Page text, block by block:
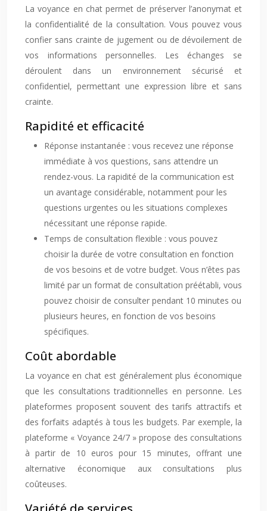
La voyance en chat permet de préserver l’anonymat et
la confidentialité de la consultation. Vous pouvez vous
confier sans crainte de jugement ou de dévoilement de
vos informations personnelles. Les échanges se
déroulent dans un environnement sécurisé et
confidentiel, permettant une expression libre et sans
crainte.
Rapidité et efficacité
Réponse instantanée : vous recevez une réponse
immédiate à vos questions, sans attendre un
rendez-vous. La rapidité de la communication est
un avantage considérable, notamment pour les
questions urgentes ou les situations complexes
nécessitant une réponse rapide.
Temps de consultation flexible : vous pouvez
choisir la durée de votre consultation en fonction
de vos besoins et de votre budget. Vous n’êtes pas
limité par un format de consultation préétabli, vous
pouvez choisir de consulter pendant 10 minutes ou
plusieurs heures, en fonction de vos besoins
spécifiques.
Coût abordable
La voyance en chat est généralement plus économique
que les consultations traditionnelles en personne. Les
plateformes proposent souvent des tarifs attractifs et
des forfaits adaptés à tous les budgets. Par exemple, la
plateforme « Voyance 24/7 » propose des consultations
à partir de 10 euros pour 15 minutes, offrant une
alternative économique aux consultations plus
coûteuses.